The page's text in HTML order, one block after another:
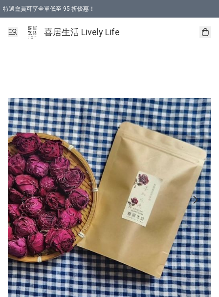
特選會員可享全單低至 95 折優惠！
購物折後滿$600免運費優惠 (減價貨品除外）
購物折後滿$320 即可免費於「順豐站」或「順豐智能櫃」自提點取貨 （冷凍食品
喜居生活 Lively Life